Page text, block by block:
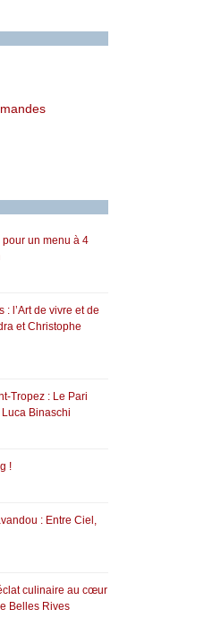
pour un menu à 4
: l’Art de vivre et de
et Christophe
Tropez : Le Pari
Binaschi
!
: Entre Ciel,
culinaire au cœur
Belles Rives